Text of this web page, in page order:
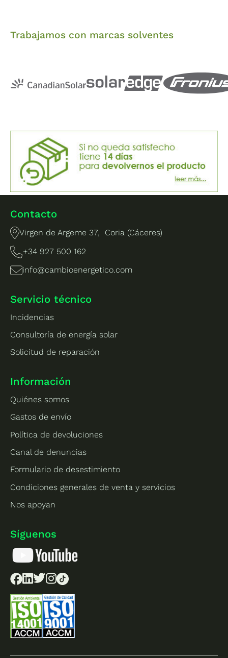
Trabajamos con marcas solventes
Contacto
Virgen de Argeme 37, Coria (Cáceres)
+34 927 500 162
info@cambioenergetico.com
Servicio técnico
Incidencias
Consultoría de energía solar
Solicitud de reparación
Información
Quiénes somos
Gastos de envío
Política de devoluciones
Canal de denuncias
Formulario de desestimiento
Condiciones generales de venta y servicios
Nos apoyan
Síguenos